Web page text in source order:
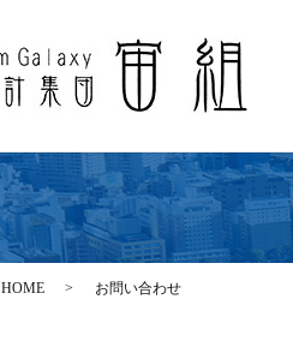
HOME お問い合わせ